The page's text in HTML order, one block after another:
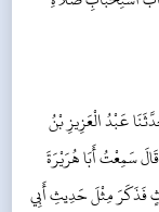
عَبْدُ الْعَزِيزِ بْنُ
سَمِعْتُ أَبَا هُرَيْرَةَ
فَذَكَرَ مِثْلَ حَدِيثِ أَبِي